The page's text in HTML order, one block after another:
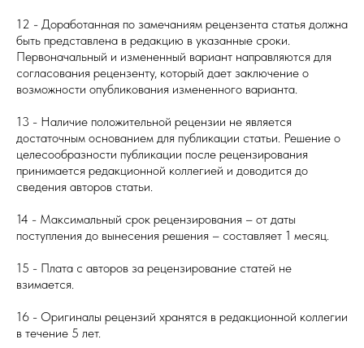
12 - Доработанная по замечаниям рецензента статья должна
быть представлена в редакцию в указанные сроки.
Первоначальный и измененный вариант направляются для
согласования рецензенту, который дает заключение о
возможности опубликования измененного варианта.
13 - Наличие положительной рецензии не является
достаточным основанием для публикации статьи. Решение о
целесообразности публикации после рецензирования
принимается редакционной коллегией и доводится до
сведения авторов статьи.
14 - Максимальный срок рецензирования – от даты
поступления до вынесения решения – составляет 1 месяц.
15 - Плата с авторов за рецензирование статей не
взимается.
16 - Оригиналы рецензий хранятся в редакционной коллегии
в течение 5 лет.